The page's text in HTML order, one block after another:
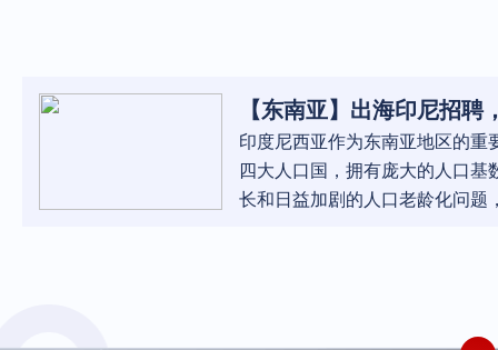
【东南亚】出海印尼招聘
路？中国制药设备企业出
聘经验分享——智乐聘海
印度尼西亚作为东南亚地区的重
四大人口国，拥有庞大的人口基
长和日益加剧的人口老龄化问题